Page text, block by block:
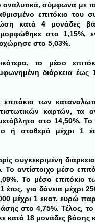
αναλυτικά, σύμφωνα με
επιτόκιο του
κατά 4 μονάδες
στο 1,15%,
στο 5,03%.
το μέσο
διάρκεια έως
των
καρτών, τα
στο 14,50%.
ή σταθερό μέχρι
συγκεκριμένη
αντίστοιχο μέσο
Το μέσο επιτόκιο
έτος, για δάνεια
μέχρι 1 εκατ. ευρώ
στο 4,75%. Τέλος,
κατά 18 μονάδες βάσης